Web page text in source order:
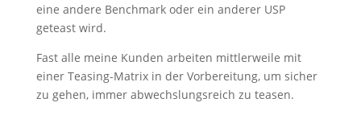
eine andere Benchmark oder ein anderer USP
geteast wird.
Fast alle meine Kunden arbeiten mittlerweile mit
einer Teasing-Matrix in der Vorbereitung, um sicher
zu gehen, immer abwechslungsreich zu teasen.